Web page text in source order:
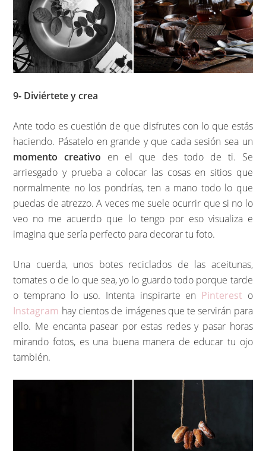
9- Diviértete y crea
Ante todo es cuestión de que disfrutes con lo que estás
haciendo. Pásatelo en grande y que cada sesión sea un
momento creativo en el que des todo de ti. Se
arriesgado y prueba a colocar las cosas en sitios que
normalmente no los pondrías, ten a mano todo lo que
puedas de atrezzo. A veces me suele ocurrir que si no lo
veo no me acuerdo que lo tengo por eso visualiza e
imagina que sería perfecto para decorar tu foto.
Una cuerda, unos botes reciclados de las aceitunas,
tomates o de lo que sea, yo lo guardo todo porque tarde
o temprano lo uso. Intenta inspirarte en Pinterest o
Instagram hay cientos de imágenes que te servirán para
ello. Me encanta pasear por estas redes y pasar horas
mirando fotos, es una buena manera de educar tu ojo
también.